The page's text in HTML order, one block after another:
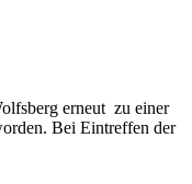
erneut zu einer
Bei Eintreffen der